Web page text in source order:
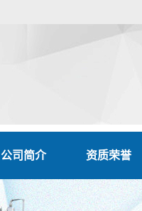
公司简介 资质荣誉